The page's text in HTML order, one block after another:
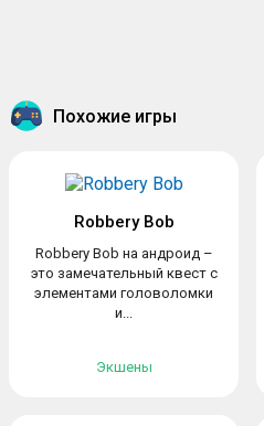
Похожие игры
Robbery Bob
Robbery Bob на андроид –
это замечательный квест с
элементами головоломки
и...
Экшены